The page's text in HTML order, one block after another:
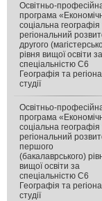
Освітньо-
програма
соціальна географія
регіональний
другого
рівня вищої освіти за
спеціальністю C6
Географія та
студії
Освітньо-
програма
соціальна географія
регіональний
першого
(бакалаврського)
вищої освіти за
спеціальністю С6
Географія та
студії